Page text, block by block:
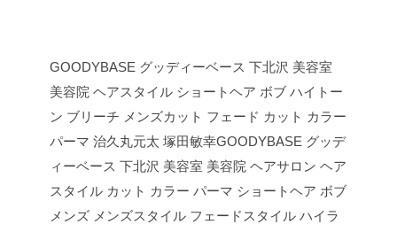
GOODYBASE グッディーベース 下北沢 美容室
美容院 ヘアスタイル ショートヘア ボブ ハイトー
ン ブリーチ メンズカット フェード カット カラー
パーマ 治久丸元太 塚田敏幸GOODYBASE グッデ
ィーベース 下北沢 美容室 美容院 ヘアサロン ヘア
スタイル カット カラー パーマ ショートヘア ボブ
メンズ メンズスタイル フェードスタイル ハイラ